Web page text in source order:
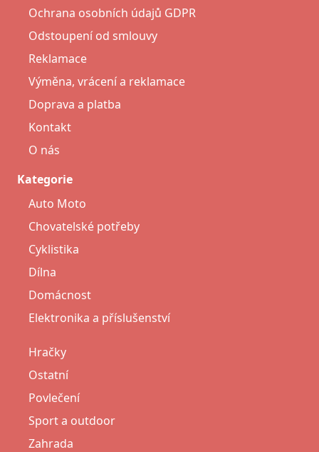
Ochrana osobních údajů GDPR
Odstoupení od smlouvy
Reklamace
Výměna, vrácení a reklamace
Doprava a platba
Kontakt
O nás
Kategorie
Auto Moto
Chovatelské potřeby
Cyklistika
Dílna
Domácnost
Elektronika a příslušenství
Hračky
Ostatní
Povlečení
Sport a outdoor
Zahrada